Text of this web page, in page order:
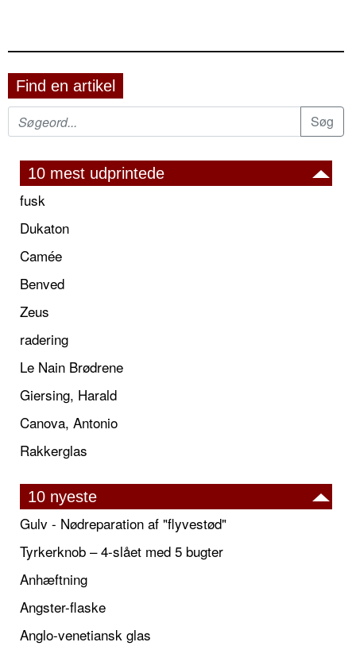
Find en artikel
10 mest udprintede
fusk
Dukaton
Camée
Benved
Zeus
radering
Le Nain Brødrene
Giersing, Harald
Canova, Antonio
Rakkerglas
10 nyeste
Gulv - Nødreparation af "flyvestød"
Tyrkerknob – 4-slået med 5 bugter
Anhæftning
Angster-flaske
Anglo-venetiansk glas